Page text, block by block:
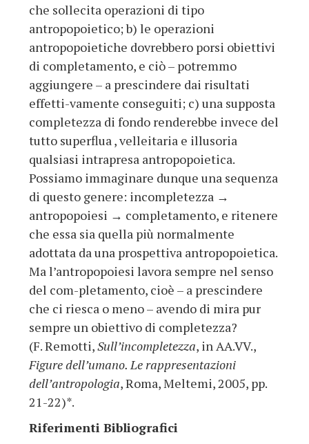
che sollecita operazioni di tipo
antropopoietico; b) le operazioni
antropopoietiche dovrebbero porsi obiettivi
di completamento, e ciò – potremmo
aggiungere – a prescindere dai risultati
effetti-vamente conseguiti; c) una supposta
completezza di fondo renderebbe invece del
tutto superflua , velleitaria e illusoria
qualsiasi intrapresa antropopoietica.
Possiamo immaginare dunque una sequenza
di questo genere: incompletezza →
antropopoiesi → completamento, e ritenere
che essa sia quella più normalmente
adottata da una prospettiva antropopoietica.
Ma l’antropopoiesi lavora sempre nel senso
del com-pletamento, cioè – a prescindere
che ci riesca o meno – avendo di mira pur
sempre un obiettivo di completezza?
(F. Remotti,Sull’incompletezza, in AA.VV.,
Figure dell’umano. Le rappresentazioni
dell’antropologia, Roma, Meltemi, 2005, pp.
21-22)*.
Riferimenti Bibliografici